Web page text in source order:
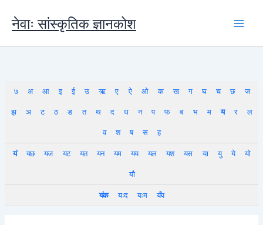
content
नेवाः सांस्कृतिक ज्ञानकोश
७ अ आ इ ई उ ऋ ए ऐ ओ क ख ग घ च छ
ज
झ
ञ ट ठ ड त थ द ध न प फ ब भ म य र
ल
व
श ष स
ह
यं
यछ यज यट यत यन यम यय यल यश यस या यु ये
यो
यौ
यंक
यःद यःम यँय